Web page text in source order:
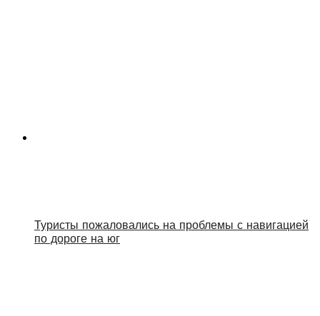
Туристы пожаловались на проблемы с навигацией
по дороге на юг